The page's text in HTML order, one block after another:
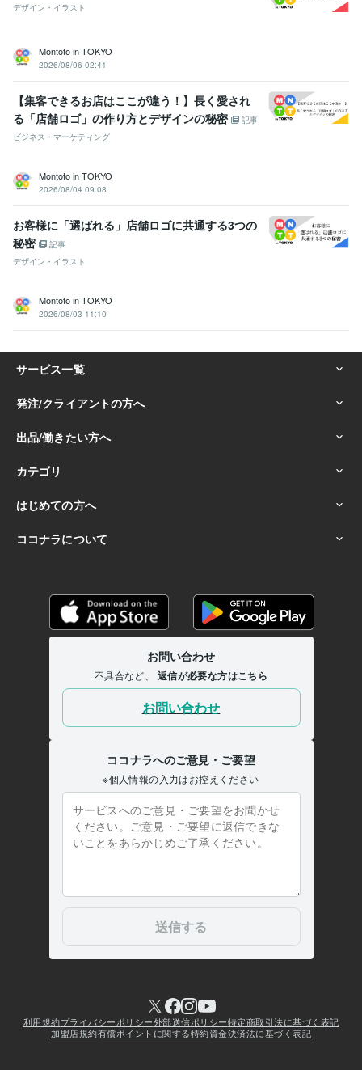
デザイン・イラスト
Montoto in TOKYO
2026/08/06 02:41
【集客できるお店はここが違う！】長く愛され
る「店舗ロゴ」の作り方とデザインの秘密
記事
ビジネス・マーケティング
Montoto in TOKYO
2026/08/04 09:08
お客様に「選ばれる」店舗ロゴに共通する3つの
秘密
記事
デザイン・イラスト
Montoto in TOKYO
2026/08/03 11:10